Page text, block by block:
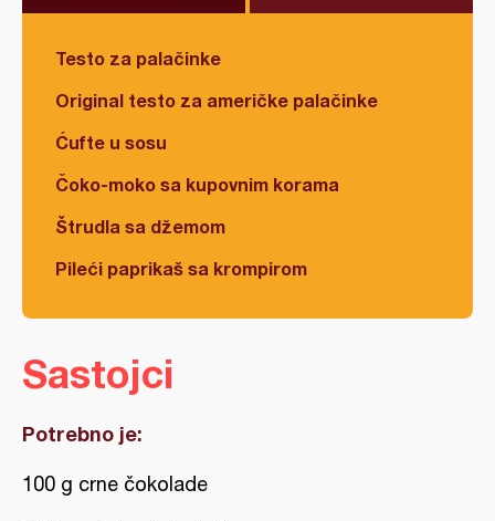
Testo za palačinke
Original testo za američke palačinke
Ćufte u sosu
Čoko-moko sa kupovnim korama
Štrudla sa džemom
Pileći paprikaš sa krompirom
Sastojci
Potrebno je:
100 g crne čokolade